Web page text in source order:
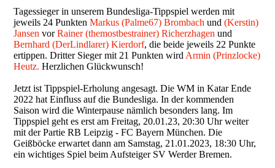
Tagessieger in unserem Bundesliga-Tippspiel werden mit
jeweils 24 Punkten Markus (Palme67) Brombachund (Kerstin)
JansenvorRainer (themostbestrainer) Richerzhagenund
Bernhard (DerLindlarer) Kierdorf, die beide jeweils 22 Punkte
ertippen. Dritter Sieger mit 21 Punkten wird Armin (Prinzlocke)
Heutz.Herzlichen Glückwunsch!
Jetzt ist Tippspiel-Erholung angesagt. Die WM in Katar Ende
2022 hat Einfluss auf die Bundesliga. In der kommenden
Saison wird die Winterpause nämlich besonders lang. Im
Tippspiel geht es erst am Freitag, 20.01.23, 20:30 Uhr weiter
mit der Partie RB Leipzig - FC Bayern München. Die
Geißböcke erwartet dann am Samstag, 21.01.2023, 18:30 Uhr,
ein wichtiges Spiel beim Aufsteiger SV Werder Bremen.